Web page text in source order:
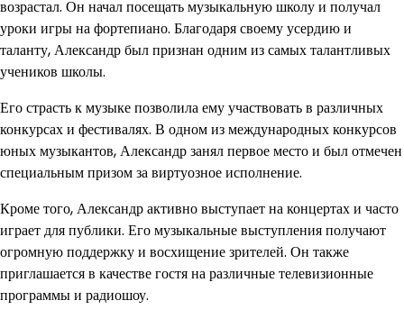
возрастал. Он начал посещать музыкальную школу и получал
уроки игры на фортепиано. Благодаря своему усердию и
таланту, Александр был признан одним из самых талантливых
учеников школы.
Его страсть к музыке позволила ему участвовать в различных
конкурсах и фестивалях. В одном из международных конкурсов
юных музыкантов, Александр занял первое место и был отмечен
специальным призом за виртуозное исполнение.
Кроме того, Александр активно выступает на концертах и часто
играет для публики. Его музыкальные выступления получают
огромную поддержку и восхищение зрителей. Он также
приглашается в качестве гостя на различные телевизионные
программы и радиошоу.